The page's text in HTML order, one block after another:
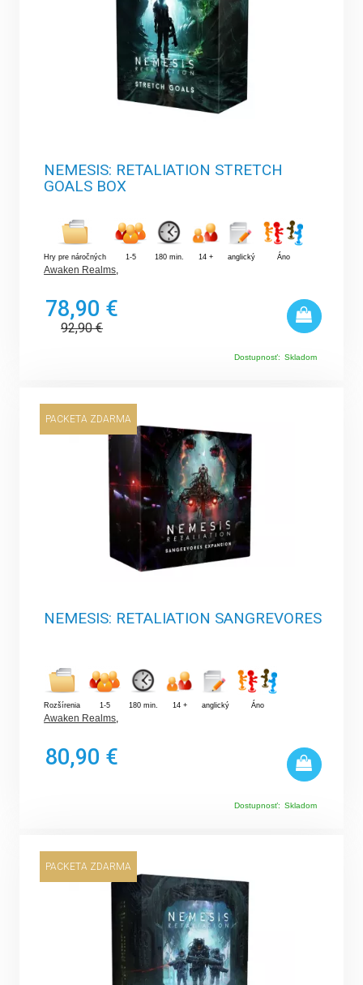
NEMESIS: RETALIATION STRETCH
GOALS BOX
Hry pre náročných 1-5 180 min. 14 + anglický Áno
Awaken Realms,
78,90 €
92,90€
Dostupnosť: Skladom
PACKETA ZDARMA
NEMESIS: RETALIATION SANGREVORES
Rozšírenia 1-5 180 min. 14 + anglický Áno
Awaken Realms
80,90 €
Dostupnosť: Skladom
PACKETA ZDARMA